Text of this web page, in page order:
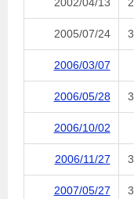
2002/04/13
2005/07/24
2006/03/07
2006/05/28
2006/10/02
2006/11/27
2007/05/27